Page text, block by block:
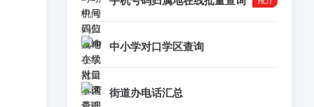
中小学对口学区查询
街道办电话汇总